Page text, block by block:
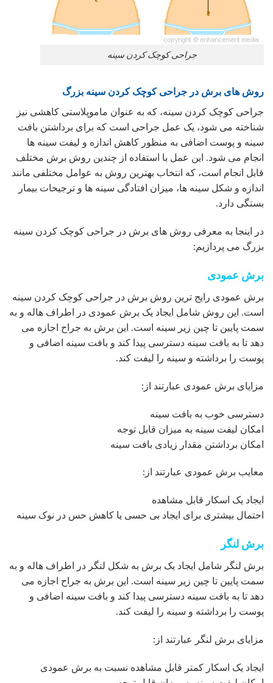
جراحی کوچک کردن سینه
روش های برش در جراحی کوچک کردن سینه بزرگ
جراحی کوچک کردن سینه، که به عنوان ماموپلاستی کاهشی نیز
شناخته می شود، یک عمل جراحی است که برای برداشتن بافت
سینه و پوست اضافی به منظور کاهش اندازه و لیفت سینه ها
انجام می شود. این عمل با استفاده از چندین روش برش مختلف
قابل انجام است، که انتخاب بهترین روش به عوامل مختلفی مانند
اندازه و شکل سینه ها، میزان افتادگی سینه ها و ترجیحات بیمار
بستگی دارد.
در اینجا به معرفی روش های برش در جراحی کوچک کردن سینه
بزرگ می پردازیم:
برش عمودی
برش عمودی رایج ترین روش برش در جراحی کوچک کردن سینه
است. این روش شامل ایجاد یک برش عمودی در اطراف هاله و به
سمت پایین تا چین زیر سینه است. این برش به جراح اجازه می
دهد تا به بافت سینه دسترسی پیدا کند و بافت سینه اضافی و
پوست را برداشته و سینه را لیفت کند.
مزایای برش عمودی عبارتند از:
دسترسی خوب به بافت سینه
امکان لیفت سینه به میزان قابل توجه
امکان برداشتن مقدار زیادی بافت سینه
معایب برش عمودی عبارتند از:
ایجاد یک اسکار قابل مشاهده
احتمال بیشتری برای ایجاد بی حسی یا کاهش حس در نوک سینه
برش لنگر
برش لنگر شامل ایجاد یک برش به شکل لنگر در اطراف هاله و به
سمت پایین تا چین زیر سینه است. این برش به جراح اجازه می
دهد تا به بافت سینه دسترسی پیدا کند و بافت سینه اضافی و
پوست را برداشته و سینه را لیفت کند.
مزایای برش لنگر عبارتند از:
ایجاد یک اسکار کمتر قابل مشاهده نسبت به برش عمودی